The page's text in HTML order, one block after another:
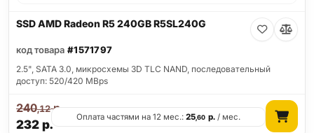
SSD AMD Radeon R5 240GB R5SL240G
код товара #1571797
2.5", SATA 3.0, микросхемы 3D TLC NAND, последовательный
доступ: 520/420 MBps
232р.
240,12р.
Оплата частями на 12 мес.:25,60 р./ мес.